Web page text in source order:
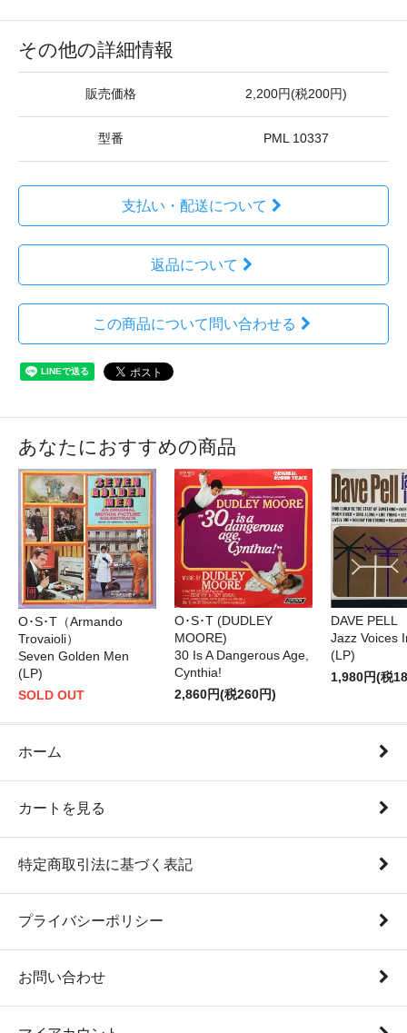
その他の詳細情報
販売価格 2,200円(税200円)
型番 PML 10337
支払い・配送について
返品について
この商品について問い合わせる
あなたにおすすめの商品
O･S･T（Armando
Trovaioli）
Seven Golden Men
(LP)
SOLD OUT
O･S･T (DUDLEY
MOORE)
30 Is A Dangerous Age,
Cynthia!
2,860円(税260円)
DAVE PELL
Jazz Voices
(LP)
1,980円(税
ホーム
カートを見る
特定商取引法に基づく表記
プライバシーポリシー
お問い合わせ